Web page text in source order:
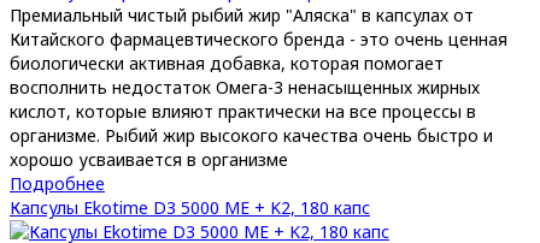
Премиальный чистый рыбий жир "Аляска" в капсулах от
Китайского фармацевтического бренда - это очень ценная
биологически активная добавка, которая помогает
восполнить недостаток Омега-3 ненасыщенных жирных
кислот, которые влияют практически на все процессы в
организме. Рыбий жир высокого качества очень быстро и
хорошо усваивается в организме
Подробнее
Капсулы Ekotime D3 5000 МЕ + K2, 180 капс